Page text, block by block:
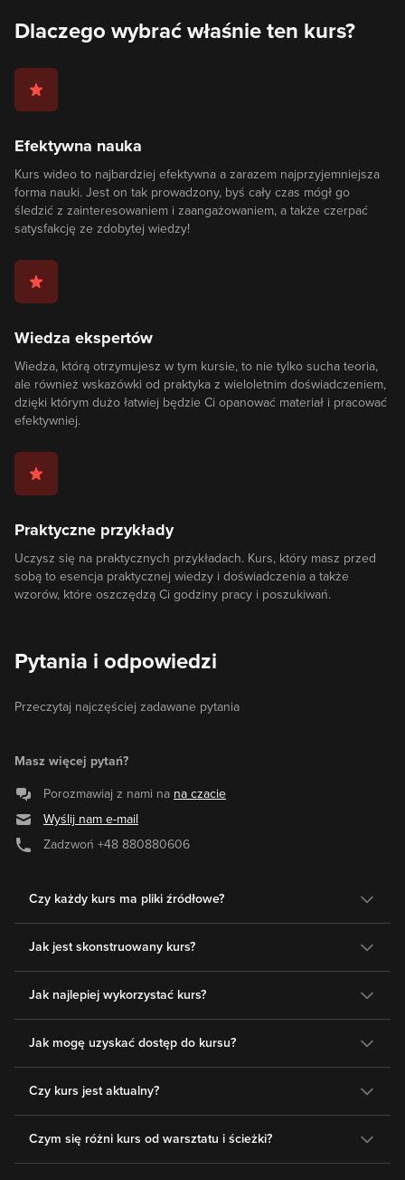
Dlaczego wybrać właśnie ten kurs?
Efektywna nauka
Kurs wideo to najbardziej efektywna a zarazem najprzyjemniejsza
forma nauki. Jest on tak prowadzony, byś cały czas mógł go
śledzić z zainteresowaniem i zaangażowaniem, a także czerpać
satysfakcję ze zdobytej wiedzy!
Wiedza ekspertów
Wiedza, którą otrzymujesz w tym kursie, to nie tylko sucha teoria,
ale również wskazówki od praktyka z wieloletnim doświadczeniem,
dzięki którym dużo łatwiej będzie Ci opanować materiał i pracować
efektywniej.
Praktyczne przykłady
Uczysz się na praktycznych przykładach. Kurs, który masz przed
sobą to esencja praktycznej wiedzy i doświadczenia a także
wzorów, które oszczędzą Ci godziny pracy i poszukiwań.
Pytania i odpowiedzi
Przeczytaj najczęściej zadawane pytania
Masz więcej pytań?
Porozmawiaj z nami na na czacie
Wyślij nam e-mail
Zadzwoń +48 880880606
Czy każdy kurs ma pliki źródłowe?
Jak jest skonstruowany kurs?
Jak najlepiej wykorzystać kurs?
Jak mogę uzyskać dostęp do kursu?
Czy kurs jest aktualny?
Czym się różni kurs od warsztatu i ścieżki?